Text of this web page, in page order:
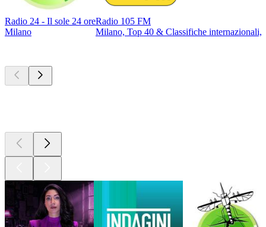
Radio 24 - Il sole 24 ore
Milano
Radio 105 FM
Milano, Top 40 & Classifiche internazionali,